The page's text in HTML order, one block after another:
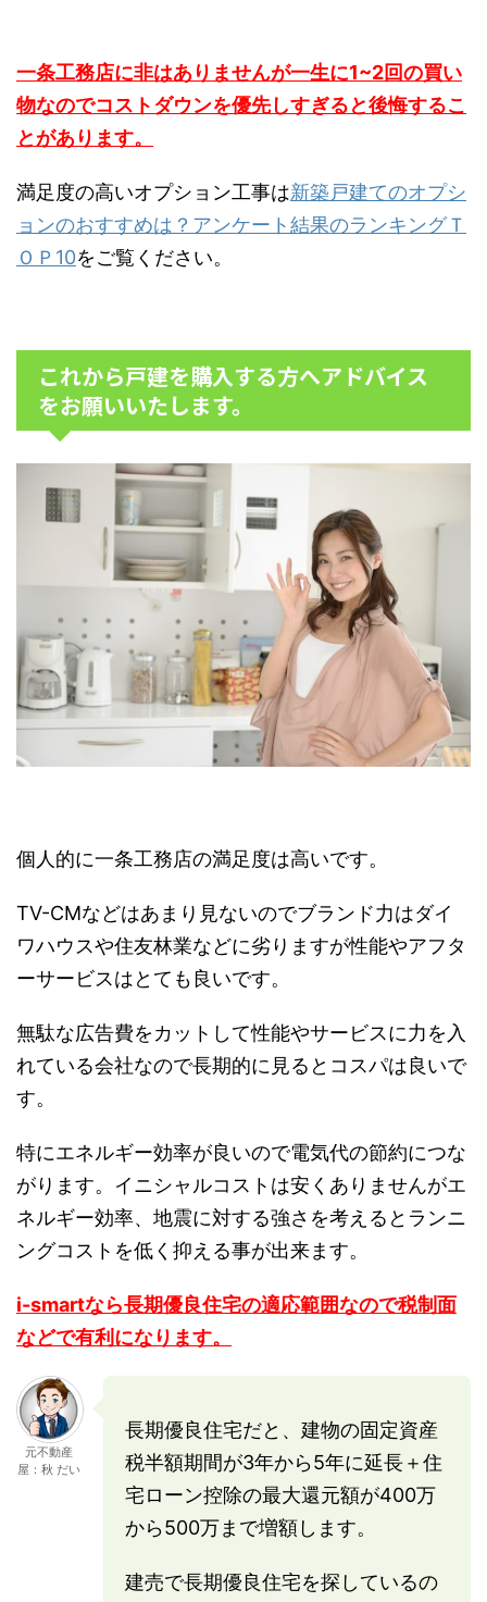
一条工務店に非はありませんが一生に1~2回の買い
物なのでコストダウンを優先しすぎると後悔するこ
とがあります。
満足度の高いオプション工事は新築戸建てのオプシ
ョンのおすすめは？アンケート結果のランキングＴ
ＯＰ10をご覧ください。
これから戸建を購入する方へアドバイス
をお願いいたします。
個人的に一条工務店の満足度は高いです。
TV-CMなどはあまり見ないのでブランド力はダイ
ワハウスや住友林業などに劣りますが性能やアフタ
ーサービスはとても良いです。
無駄な広告費をカットして性能やサービスに力を入
れている会社なので長期的に見るとコスパは良いで
す。
特にエネルギー効率が良いので電気代の節約につな
がります。イニシャルコストは安くありませんがエ
ネルギー効率、地震に対する強さを考えるとランニ
ングコストを低く抑える事が出来ます。
i-smartなら長期優良住宅の適応範囲なので税制面
などで有利になります。
元不動産
屋：秋 だい
長期優良住宅だと、建物の固定資産
税半額期間が3年から5年に延長＋住
宅ローン控除の最大還元額が400万
から500万まで増額します。
建売で長期優良住宅を探しているの